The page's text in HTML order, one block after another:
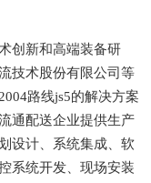
创新和高端装备研
技术股份有限公司等
路线js5的解决方案
通配送企业提供生产
设计、系统集成、软
系统开发、现场安装